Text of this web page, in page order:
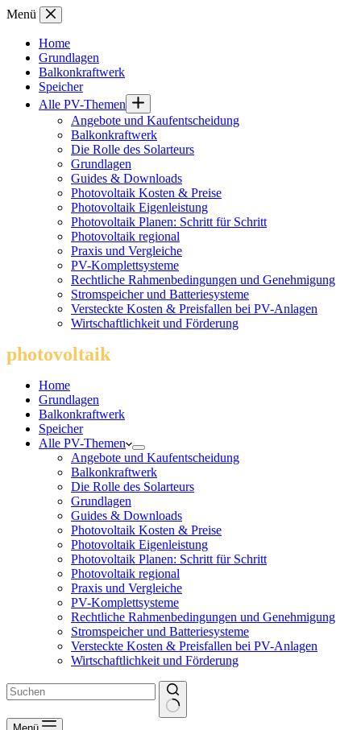
Zum
springen
Menü
Home
Grundlagen
Balkonkraftwerk
Speicher
Alle PV-Themen
Angebote und Kaufentscheidung
Balkonkraftwerk
Die Rolle des Solarteurs
Grundlagen
Guides & Downloads
Photovoltaik Kosten & Preise
Photovoltaik Eigenleistung
Photovoltaik Planen: Schritt für Schritt
Photovoltaik regional
Praxis und Vergleiche
PV-Komplettsysteme
Rechtliche Rahmenbedingungen und Genehmigung
Stromspeicher und Batteriesysteme
Versteckte Kosten & Preisfallen bei PV-Anlagen
Wirtschaftlichkeit und Förderung
photovoltaik
Home
Grundlagen
Balkonkraftwerk
Speicher
Alle PV-Themen
Angebote und Kaufentscheidung
Balkonkraftwerk
Die Rolle des Solarteurs
Grundlagen
Guides & Downloads
Photovoltaik Kosten & Preise
Photovoltaik Eigenleistung
Photovoltaik Planen: Schritt für Schritt
Photovoltaik regional
Praxis und Vergleiche
PV-Komplettsysteme
Rechtliche Rahmenbedingungen und Genehmigung
Stromspeicher und Batteriesysteme
Versteckte Kosten & Preisfallen bei PV-Anlagen
Wirtschaftlichkeit und Förderung
Keine